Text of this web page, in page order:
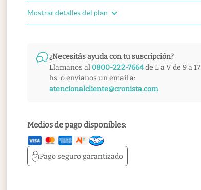
Mostrar detalles del plan
¿Necesitás ayuda con tu suscripción?
Llamanos al 0800-222-7664de L a V de 9 a 17
hs. o envianos un email a:
atencionalcliente@cronista.com
Medios de pago disponibles:
Pago segurogarantizado